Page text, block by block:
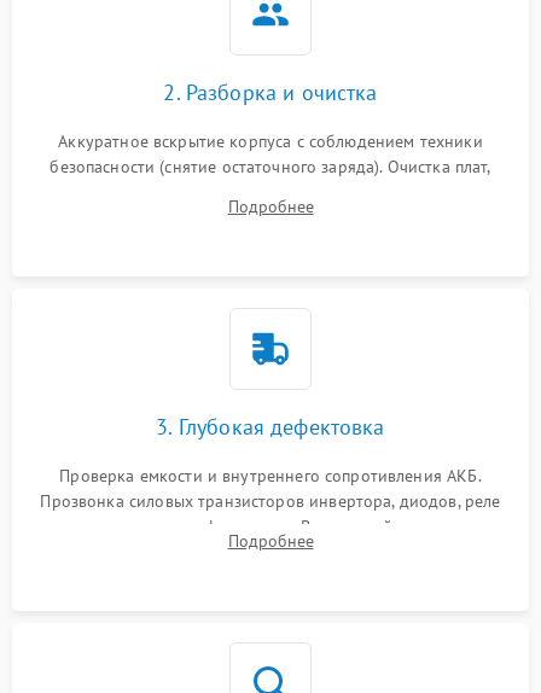
2. Разборка и очистка
Аккуратное вскрытие корпуса с соблюдением техники
безопасности (снятие остаточного заряда). Очистка плат,
и кистей для предотвращения перегрева и замыканий.
Подробнее
3. Глубокая дефектовка
Проверка емкости и внутреннего сопротивления АКБ.
Прозвонка силовых транзисторов инвертора, диодов, реле
переключения и трансформатора. Визуальный поиск вздутых
конденсаторов и прогаров на печатной плате.
Подробнее